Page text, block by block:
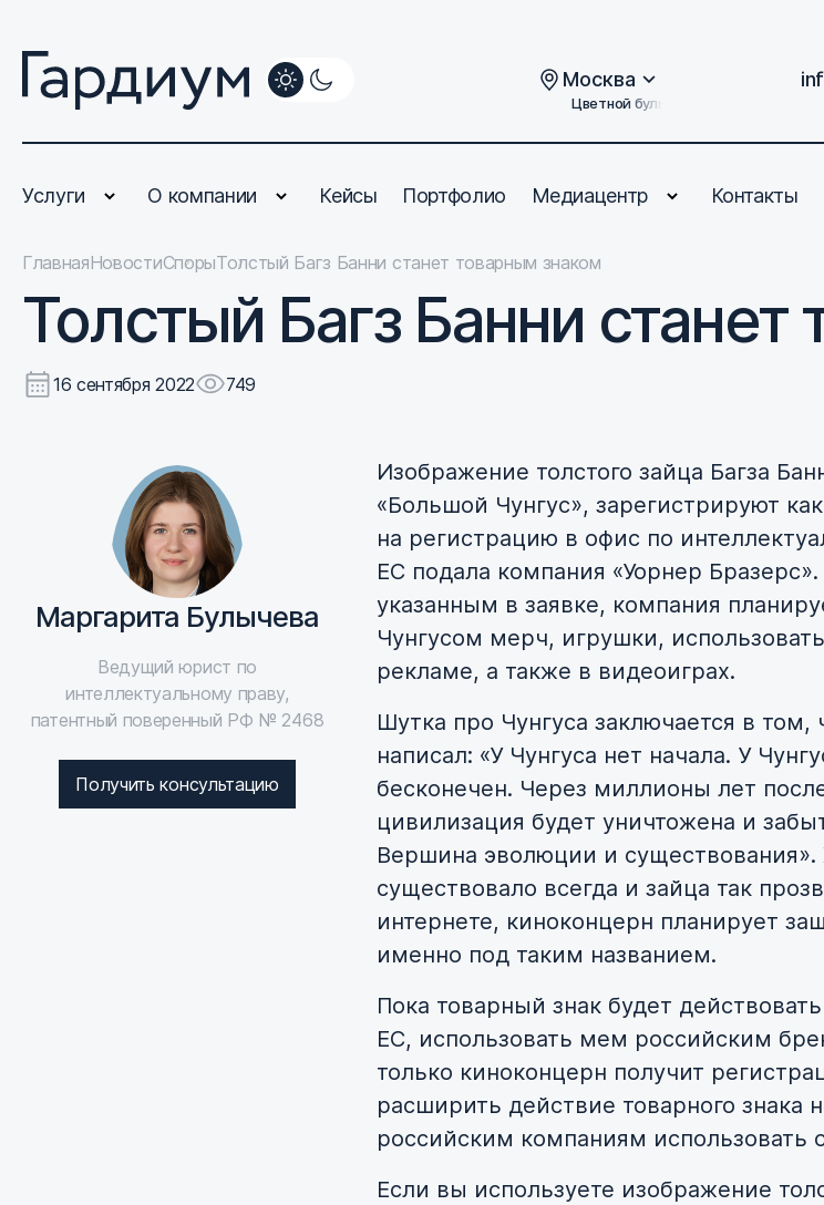
Москва
Цветной бульвар, дом 2
Услуги О компании Кейсы Портфолио Медиацентр Контакты
ГлавнаяНовостиСпорыТолстый Багз Банни станет товарным знаком
Толстый Багз Банни
16 сентября 2022 749
Изображение толстого зайца Багза
«Большой Чунгус», зарегистрируют
на регистрацию в офис по
ЕС подала компания «Уорнер
указанным в заявке, компания
Чунгусом мерч, игрушки,
рекламе, а также в видеоиграх.
Шутка про Чунгуса заключается в том,
написал: «У Чунгуса нет начала. У
бесконечен. Через миллионы лет
цивилизация будет уничтожена и
Вершина эволюции и существования».
существовало всегда и зайца так
интернете, киноконцерн планирует
именно под таким названием.
Пока товарный знак будет
ЕС, использовать мем российским
только киноконцерн получит
расширить действие товарного знака
российским компаниям использовать
Если вы используете изображение
Маргарита Булычева
Ведущий юрист по
интеллектуальному праву,
патентный поверенный РФ № 2468
Получить консультацию